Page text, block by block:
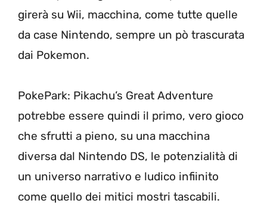
girerà su Wii, macchina, come tutte quelle
da case Nintendo, sempre un pò trascurata
dai Pokemon.
PokePark: Pikachu’s Great Adventure
potrebbe essere quindi il primo, vero gioco
che sfrutti a pieno, su una macchina
diversa dal Nintendo DS, le potenzialità di
un universo narrativo e ludico infiinito
come quello dei mitici mostri tascabili.